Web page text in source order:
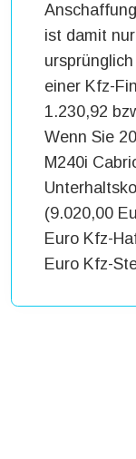
ist damit
einer Kfz-
1.230,92
Wenn Sie
M240i
(9.020,00
Euro Kfz-
Euro Kfz-